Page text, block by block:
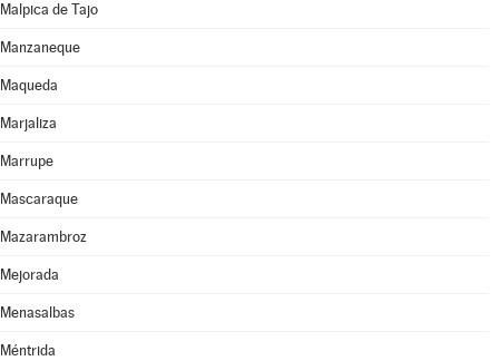
Malpica de Tajo
Manzaneque
Maqueda
Marjaliza
Marrupe
Mascaraque
Mazarambroz
Mejorada
Menasalbas
Méntrida